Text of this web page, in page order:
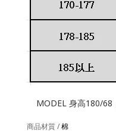
MODEL 身高180/68
商品材質 /棉